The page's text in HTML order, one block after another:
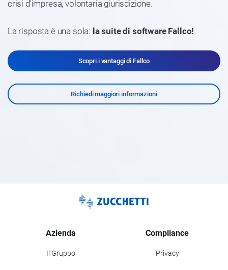
crisi d'impresa, volontaria giurisdizione.
La risposta è una sola: la suite di software Fallco!
Scopri i vantaggi di Fallco
Richiedi maggiori informazioni
Azienda
Il Gruppo
Compliance
Privacy